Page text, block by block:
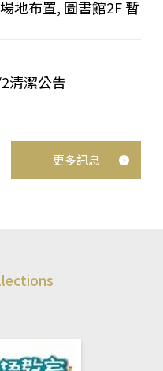
地布置, 圖書館2F 暫
清潔公告
更多訊息